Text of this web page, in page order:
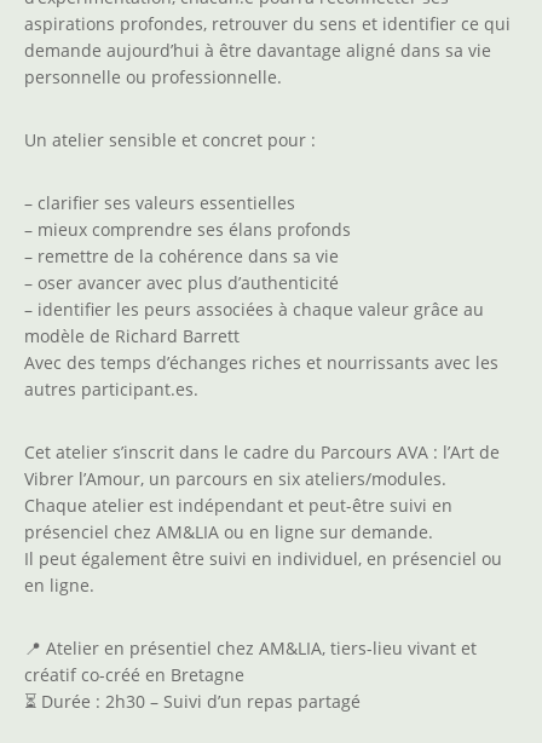
aspirations profondes, retrouver du sens et identifier ce qui
demande aujourd’hui à être davantage aligné dans sa vie
personnelle ou professionnelle.
Un atelier sensible et concret pour :
– clarifier ses valeurs essentielles
– mieux comprendre ses élans profonds
– remettre de la cohérence dans sa vie
– oser avancer avec plus d’authenticité
– identifier les peurs associées à chaque valeur grâce au
modèle de Richard Barrett
Avec des temps d’échanges riches et nourrissants avec les
autres participant.es.
Cet atelier s’inscrit dans le cadre du Parcours AVA : l’Art de
Vibrer l’Amour, un parcours en six ateliers/modules.
Chaque atelier est indépendant et peut-être suivi en
présenciel chez AM&LIA ou en ligne sur demande.
Il peut également être suivi en individuel, en présenciel ou
en ligne.
📍 Atelier en présentiel chez AM&LIA, tiers-lieu vivant et
créatif co-créé en Bretagne
⏳ Durée : 2h30 – Suivi d’un repas partagé